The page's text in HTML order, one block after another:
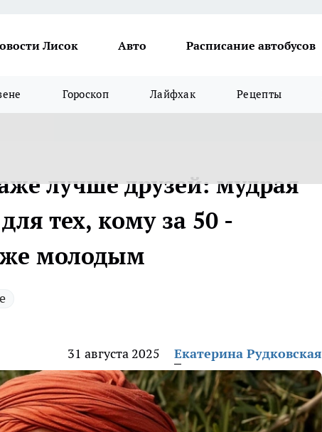
Лисок Авто Расписание автобусов
Гороскоп Лайфхак Рецепты
лучше друзей: мудрая
тех, кому за 50 -
молодым
31 августа 2025 Екатерина Рудковская